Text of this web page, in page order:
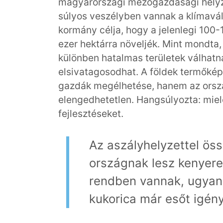
súlyos veszélyben vannak a
kormány célja, hogy a jelenlegi
ezer hektárra növeljék. Mint
különben hatalmas területek
elsivatagosodhat. A földek
gazdák megélhetése, hanem az
elengedhetetlen. Hangsúlyozta:
fejlesztéseket.
Az aszályhelyzettel
országnak lesz
rendben vannak,
kukorica már esőt